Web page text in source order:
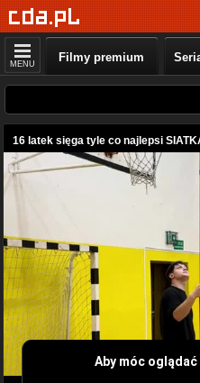
MENU Filmy premium
16 latek sięga tyle co najlepsi
Aby móc